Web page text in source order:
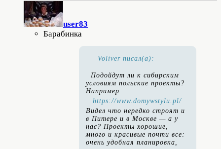
user83
Барабинка
Voliver писал(а):
Подойдут ли к сибирским
условиям польские проекты?
Например
https://www.domywstylu.pl/
Видел что нередко строят и
в Питере и в Москве — а у
нас? Проекты хорошие,
много и красивые почти все:
очень удобная планировка,